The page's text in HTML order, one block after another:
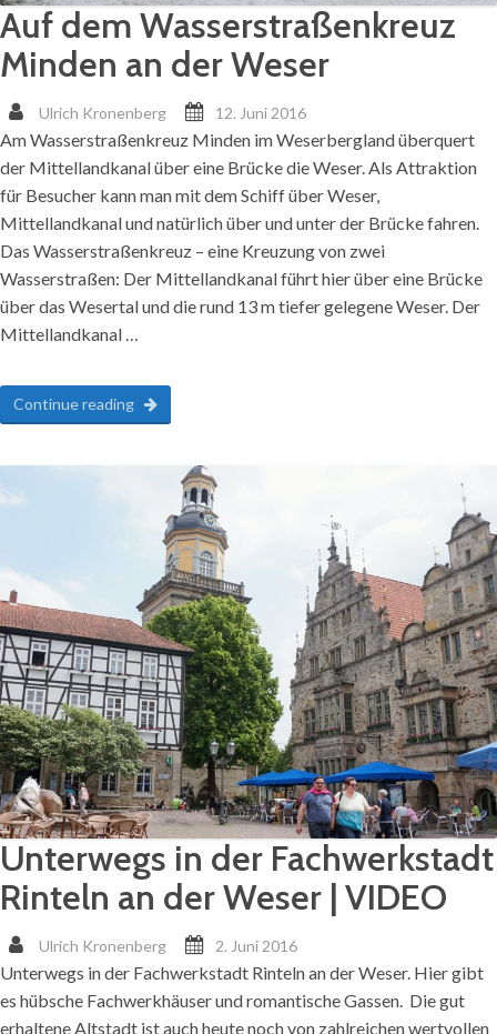
Auf dem Wasserstraßenkreuz
Minden an der Weser
Ulrich Kronenberg 12. Juni 2016
Am Wasserstraßenkreuz Minden im Weserbergland überquert
der Mittellandkanal über eine Brücke die Weser. Als Attraktion
für Besucher kann man mit dem Schiff über Weser,
Mittellandkanal und natürlich über und unter der Brücke fahren.
Das Wasserstraßenkreuz – eine Kreuzung von zwei
Wasserstraßen: Der Mittellandkanal führt hier über eine Brücke
über das Wesertal und die rund 13 m tiefer gelegene Weser. Der
Mittellandkanal …
Continue reading
Unterwegs in der Fachwerkstadt
Rinteln an der Weser | VIDEO
Ulrich Kronenberg 2. Juni 2016
Unterwegs in der Fachwerkstadt Rinteln an der Weser. Hier gibt
es hübsche Fachwerkhäuser und romantische Gassen. Die gut
erhaltene Altstadt ist auch heute noch von zahlreichen wertvollen